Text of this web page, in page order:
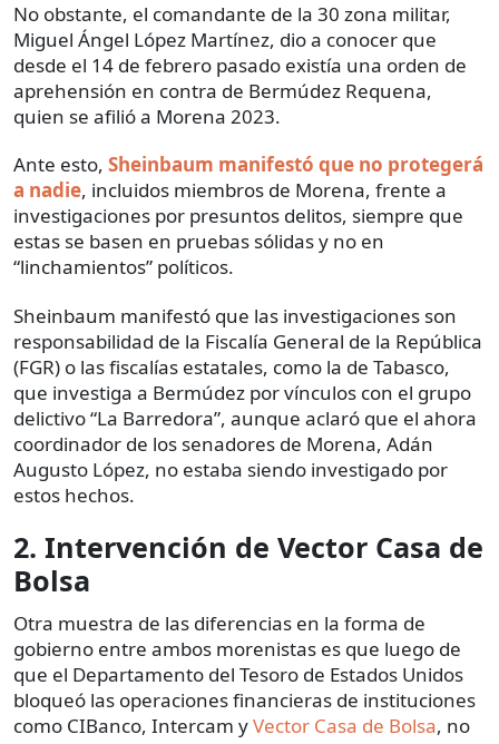
No obstante, el comandante de la 30 zona militar,
Miguel Ángel López Martínez, dio a conocer que
desde el 14 de febrero pasado existía una orden de
aprehensión en contra de Bermúdez Requena,
quien se afilió a Morena 2023.
Ante esto, Sheinbaum manifestó que no protegerá
a nadie, incluidos miembros de Morena, frente a
investigaciones por presuntos delitos, siempre que
estas se basen en pruebas sólidas y no en
“linchamientos” políticos.
Sheinbaum manifestó que las investigaciones son
responsabilidad de la Fiscalía General de la República
(FGR) o las fiscalías estatales, como la de Tabasco,
que investiga a Bermúdez por vínculos con el grupo
delictivo “La Barredora”, aunque aclaró que el ahora
coordinador de los senadores de Morena, Adán
Augusto López, no estaba siendo investigado por
estos hechos.
2. Intervención de Vector Casa de
Bolsa
Otra muestra de las diferencias en la forma de
gobierno entre ambos morenistas es que luego de
que el Departamento del Tesoro de Estados Unidos
bloqueó las operaciones financieras de instituciones
como CIBanco, Intercam yVector Casa de Bolsa, no